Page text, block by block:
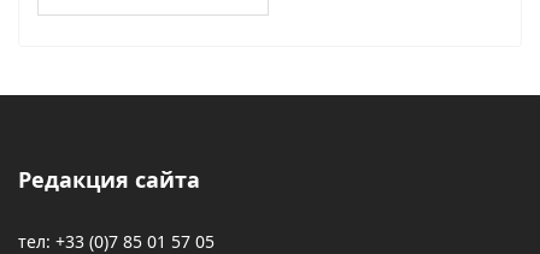
Редакция сайта
тел: +33 (0)7 85 01 57 05